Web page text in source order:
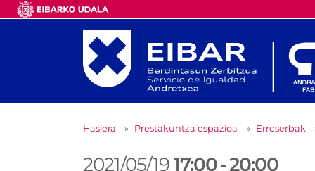
Hasiera Prestakuntza espazioa Erreserbak
2021/05/1917:00-20:00